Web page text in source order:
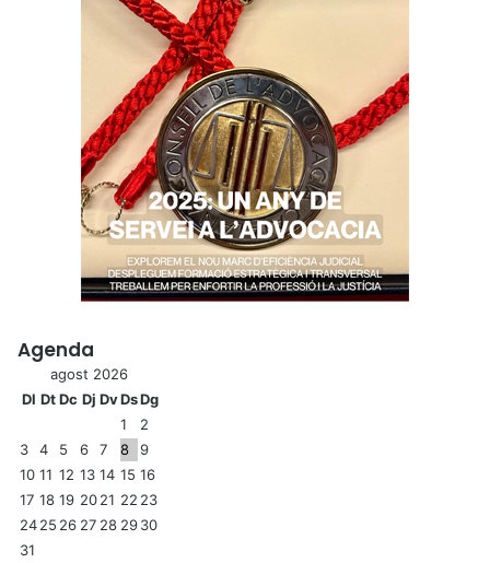
Agenda
agost 2026
Dl DtDc Dj DvDsDg
1
2
3
4 5 6 7 8
9
10 11 12 13 14 15 16
17 18 19 2021 22 23
2425 26 27 28 2930
31